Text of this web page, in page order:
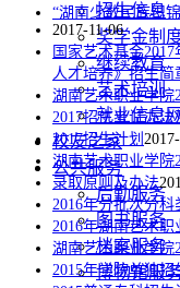
招生信息
奖学金制
继续教育
艺术培训
就业信息
校友之家
公共服务
后勤服务
图书服务
档案服务
博物馆服
“湖南少数民族织
2017-11-06
国家艺术基金
人才培养》招生简
湖南艺术职业学院
2017招生考试办法
2017招生计划
湖南艺术职业学院
录取原则及办法
2016年分批次分
2016年湖南艺术
湖南艺术职业学院
2015年学院单独招